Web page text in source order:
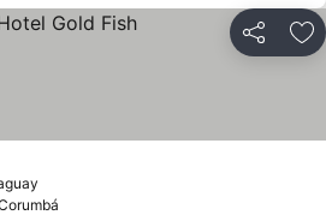
Compartir